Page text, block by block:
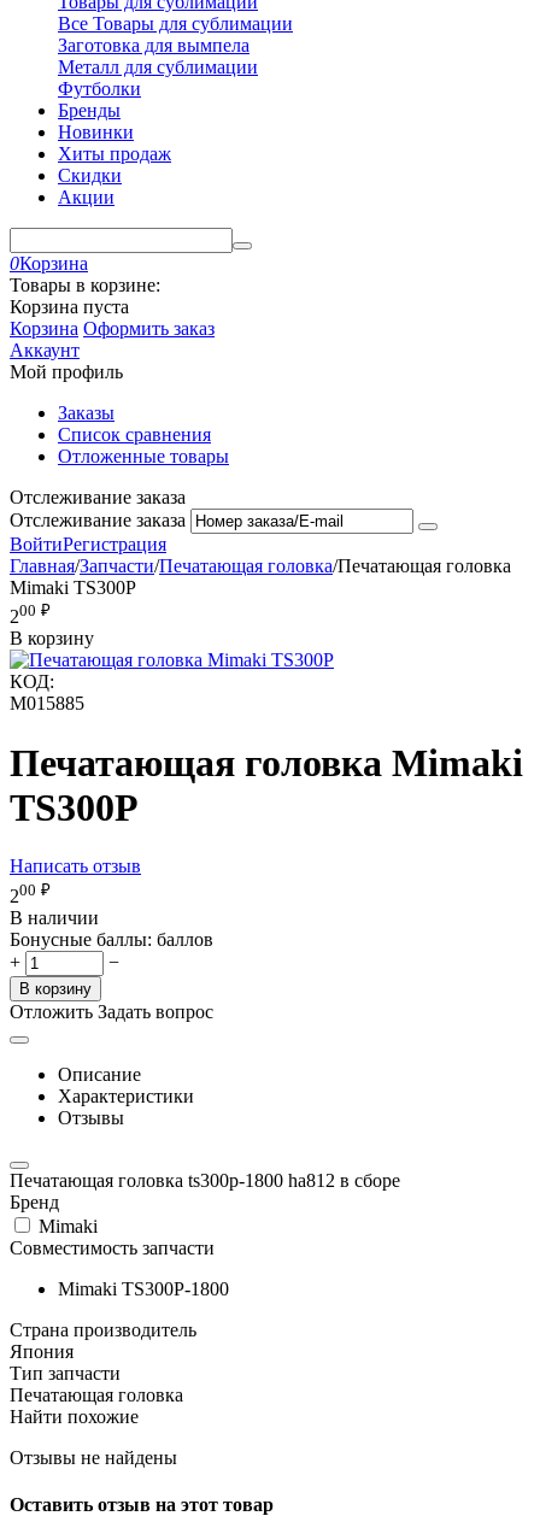
Все Товары для сублимации
Заготовка для вымпела
Металл для сублимации
Футболки
Бренды
Новинки
Хиты продаж
Скидки
Акции
0Корзина
Товары в корзине:
Корзина пуста
Корзина Оформить заказ
Аккаунт
Мой профиль
Заказы
Список сравнения
Отложенные товары
Отслеживание заказа
Отслеживание заказа
ВойтиРегистрация
Главная/Запчасти/Печатающая головка/Печатающая головка
Mimaki TS300P
200 ₽
В корзину
КОД:
M015885
Печатающая головка Mimaki
TS300P
Написать отзыв
200 ₽
В наличии
Бонусные баллы: баллов
+
−
В корзину
Отложить Задать вопрос
Описание
Характеристики
Отзывы
Печатающая головка ts300p-1800 ha812 в сборе
Бренд
Mimaki
Совместимость запчасти
Mimaki TS300P-1800
Страна производитель
Япония
Тип запчасти
Печатающая головка
Найти похожие
Отзывы не найдены
Оставить отзыв на этот товар